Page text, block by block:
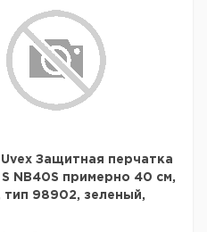
Защитная перчатка
S NB40S примерно 40 см,
тип 98902, зеленый,